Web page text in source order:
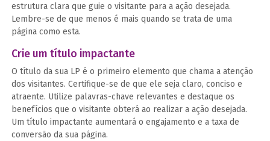
estrutura clara que guie o visitante para a ação desejada.
Lembre-se de que menos é mais quando se trata de uma
página como esta.
Crie um título impactante
O título da sua LP é o primeiro elemento que chama a atenção
dos visitantes. Certifique-se de que ele seja claro, conciso e
atraente. Utilize palavras-chave relevantes e destaque os
benefícios que o visitante obterá ao realizar a ação desejada.
Um título impactante aumentará o engajamento e a taxa de
conversão da sua página.